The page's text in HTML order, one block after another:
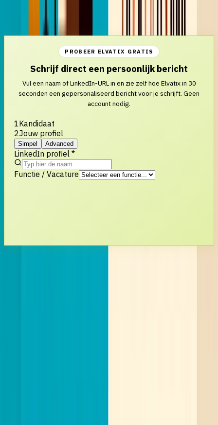
PROBEER ELVATIX GRATIS
Schrijf direct een persoonlijk bericht
Vul een naam of LinkedIn-URL in en zie zelf hoe Elvatix in 30
seconden een gepersonaliseerd bericht voor je schrijft. Geen
account nodig.
1Kandidaat
2Jouw profiel
Simpel Advanced
LinkedIn profiel *
Functie / Vacature